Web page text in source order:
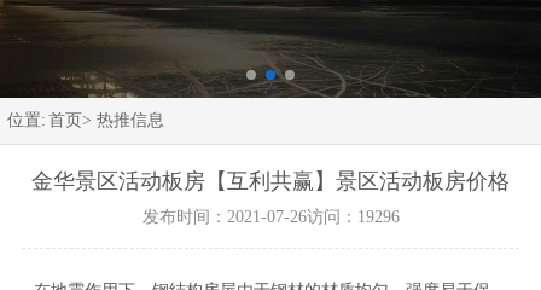
位置: 首页> 热推信息
金华景区活动板房【互利共赢】景区活动板房价格
发布时间：2021-07-26访问：19296